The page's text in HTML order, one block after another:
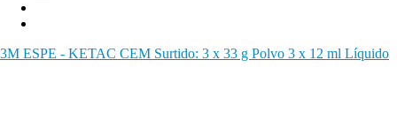
3M ESPE - KETAC CEM Surtido: 3 x 33 g Polvo 3 x 12 ml Líquido